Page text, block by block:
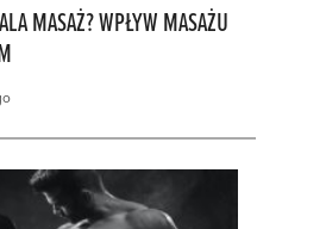
MASAŻ? WPŁYW MASAŻU